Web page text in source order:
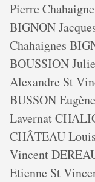
Pierre
BIGNON
Chahaignes
BOUSSION
Alexandre St
BUSSON
Lavernat
CHÂTEAU
Vincent
Etienne St